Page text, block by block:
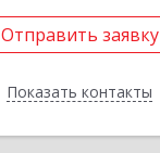
Отправить заявку
Показать контакты
Отправить заявку
Назад